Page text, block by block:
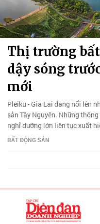
Thị trường
dậy sóng
mới
Pleiku - Gia Lai đang nổi lên
sản Tây Nguyên. Những
nghỉ dưỡng lớn liên tục xuất
BẤT ĐỘNG SẢN